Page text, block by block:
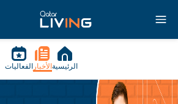
الرئيسية الأخبار الفعاليات